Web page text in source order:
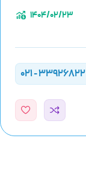
1404/02/23
33926822 - 021